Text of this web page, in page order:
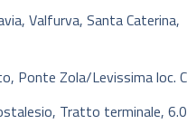
Valfurva, Santa Caterina,
Ponte Zola/Levissima loc.
Tratto terminale,